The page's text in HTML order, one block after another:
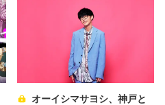
オーイシマサヨシ、神戸と